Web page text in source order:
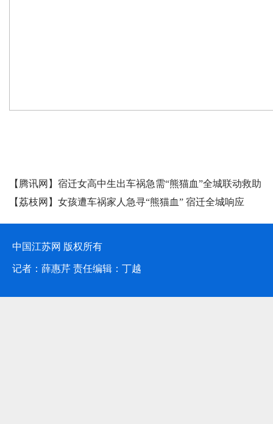
【腾讯网】宿迁女高中生出车祸急需“熊猫血”全城联动救助
【荔枝网】女孩遭车祸家人急寻“熊猫血” 宿迁全城响应
中国江苏网 版权所有
记者：薛惠芹 责任编辑：丁越